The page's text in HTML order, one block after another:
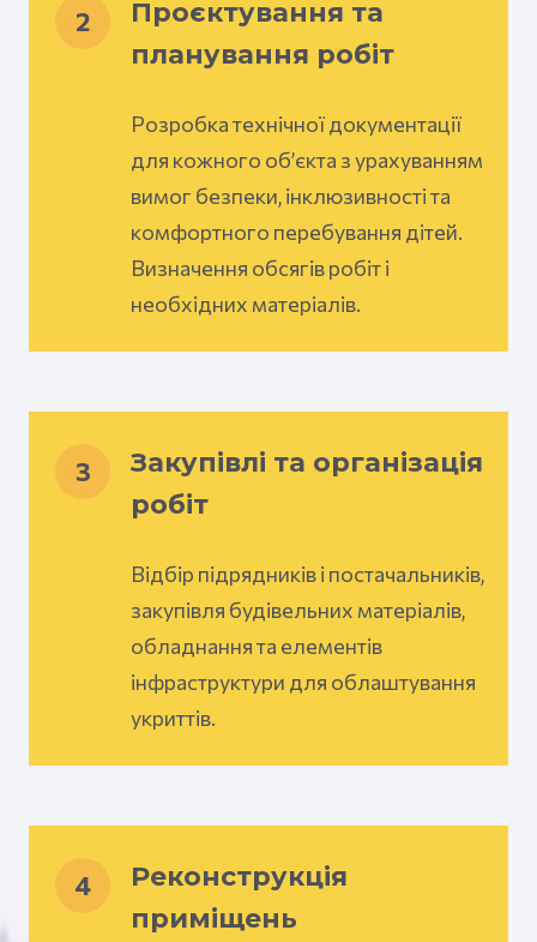
2
Проєктування та
планування робіт
Розробка технічної документації
для кожного об’єкта з урахуванням
вимог безпеки, інклюзивності та
комфортного перебування дітей.
Визначення обсягів робіт і
необхідних матеріалів.
3
Закупівлі та організація
робіт
Відбір підрядників і постачальників,
закупівля будівельних матеріалів,
обладнання та елементів
інфраструктури для облаштування
укриттів.
4
Реконструкція
приміщень